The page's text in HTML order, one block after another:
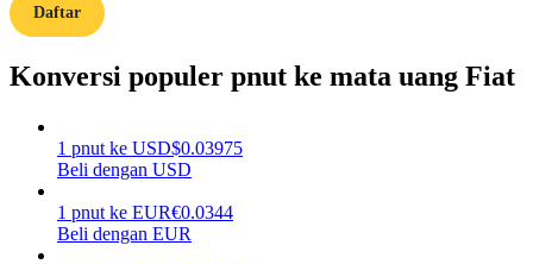
Daftar
Konversi populer pnut ke mata uang Fiat
1 pnut ke USD$0.03975
Beli dengan USD
1 pnut ke EUR€0.0344
Beli dengan EUR